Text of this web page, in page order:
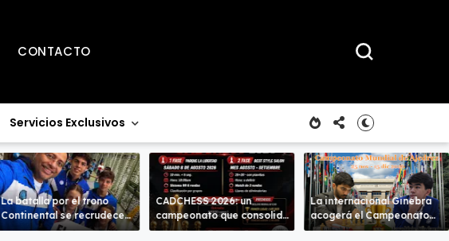
CONTACTO
Servicios Exclusivos
La batalla por el trono
Continental se recrudece
en la Sub-18 en ambas
CADCHESS 2026: un
campeonato que consolida
una nueva tradición en el
La internacional Ginebra
acogerá el Campeonato
del Mundo